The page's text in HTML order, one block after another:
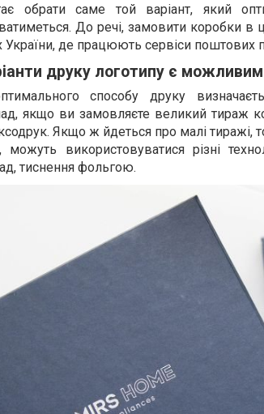
обрати саме той варіант, який
До речі, замовити коробки в
України, де працюють сервіси поштових
друку логотипу є
способу друку
якщо ви замовляєте великий тираж
Якщо ж йдеться про малі тиражі,
можуть використовуватися різні
тиснення фольгою.